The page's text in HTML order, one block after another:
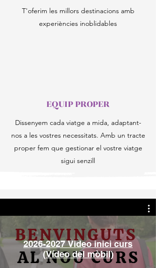
T'oferim les millors destinacions amb
experiències inoblidables
EQUIP PROPER
Dissenyem cada viatge a mida, adaptant-
nos a les vostres necessitats. Amb un tracte
proper fem que gestionar el vostre viatge
sigui senzill
2026-2027 Video inici curs
(Vídeo del mòbil)